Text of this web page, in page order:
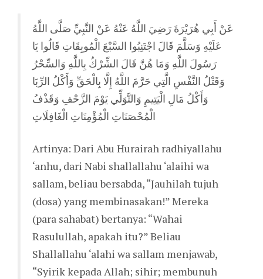
عَنْ أَبِي هُرَيْرَةَ رَضِيَ اللَّهُ عَنْهُ عَنْ النَّبِيِّ صَلَّى اللَّهُ
عَلَيْهِ وَسَلَّمَ قَالَ اجْتَنِبُوا السَّبْعَ الْمُوبِقَاتِ قَالُوا يَا
رَسُولَ اللَّهِ وَمَا هُنَّ قَالَ الشِّرْكُ بِاللَّهِ وَالسِّحْرُ
وَقَتْلُ النَّفْسِ الَّتِي حَرَّمَ اللَّهُ إِلَّا بِالْحَقِّ وَأَكْلُ الرِّبَا
وَأَكْلُ مَالِ الْيَتِيمِ وَالتَّوَلِّي يَوْمَ الزَّحْفِ وَقَذْفُ
الْمُحْصَنَاتِ الْمُؤْمِنَاتِ الْغَافِلَاتِ
Artinya: Dari Abu Hurairah radhiyallahu
‘anhu, dari Nabi shallallahu ‘alaihi wa
sallam, beliau bersabda, “Jauhilah tujuh
(dosa) yang membinasakan!” Mereka
(para sahabat) bertanya: “Wahai
Rasulullah, apakah itu?” Beliau
Shallallahu ‘alahi wa sallam menjawab,
“Syirik kepada Allah; sihir; membunuh